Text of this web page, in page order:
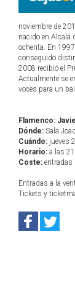
noviembre de
nacido en Alcalá
ochenta. En
conseguido
2008 recibió el
Actualmente se
voces para un
Flamenco:
Dónde: Sala
Cuándo: jueves
Horario: a las
Coste: entradas
Entradas a la
Tickets y